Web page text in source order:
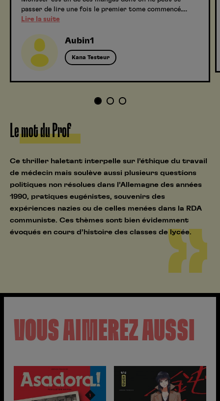
passer de lire une fois le premier tome commencé.…
Lire la suite
Aubin1
Kana Testeur
1 2 3
Le mot du Prof
Ce thriller haletant interpelle sur l’éthique du travail
de médecin mais soulève aussi plusieurs questions
politiques non résolues dans l’Allemagne des années
1990, pratiques eugénistes, souvenirs des
expériences nazies ou de celles menées dans la RDA
communiste. Ces thèmes sont bien évidemment
évoqués en cours d’histoire des classes de lycée.
VOUS AIMEREZ AUSSI